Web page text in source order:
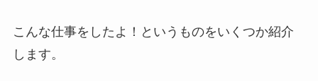
こんな仕事をしたよ！というものをいくつか紹介
します。